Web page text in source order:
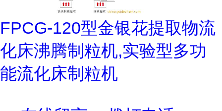
FPCG-120型金银花提取物流
化床沸腾制粒机,实验型多功
能流化床制粒机